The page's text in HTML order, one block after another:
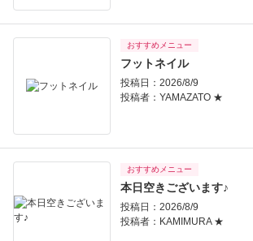
おすすめメニュー
フットネイル
投稿日：2026/8/9
投稿者： YAMAZATO ★
おすすめメニュー
本日空きございます♪
投稿日：2026/8/9
投稿者： KAMIMURA ★